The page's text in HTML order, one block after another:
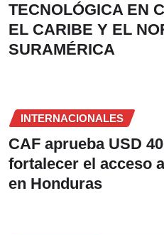
TECNOLÓGICA EN
EL CARIBE Y EL
SURAMÉRICA
INTERNACIONALES
CAF aprueba USD
fortalecer el acceso
en Honduras